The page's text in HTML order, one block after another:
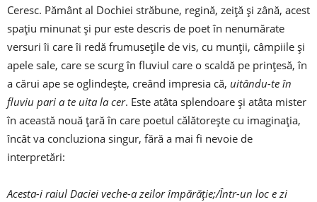
Ceresc. Pământ al Dochiei străbune, regină, zeiță și zână, acest
spațiu minunat și pur este descris de poet în nenumărate
versuri îi care îi redă frumusețile de vis, cu munții, câmpiile și
apele sale, care se scurg în fluviul care o scaldă pe prințesă, în
a cărui ape se oglindește, creând impresia că, uitându-te în
fluviu pari a te uita la cer. Este atâta splendoare și atâta mister
în această nouă țară în care poetul călătorește cu imaginația,
încât va concluziona singur, fără a mai fi nevoie de
interpretări:
Acesta-i raiul Daciei veche-a zeilor împărăție;/Într-un loc e zi